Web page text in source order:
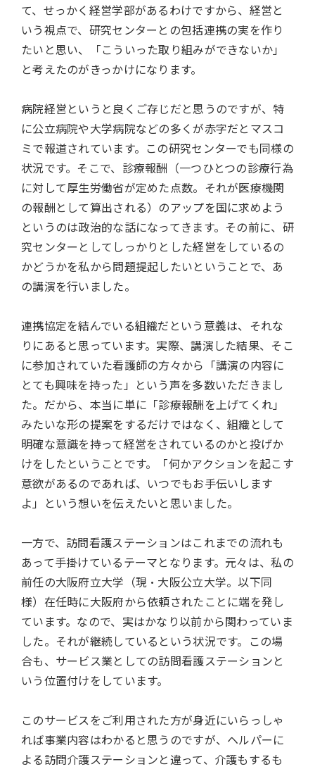
て、せっかく経営学部があるわけですから、経営と
いう視点で、研究センターとの包括連携の実を作り
たいと思い、「こういった取り組みができないか」
と考えたのがきっかけになります。
病院経営というと良くご存じだと思うのですが、特
に公立病院や大学病院などの多くが赤字だとマスコ
ミで報道されています。この研究センターでも同様の
状況です。そこで、診療報酬（一つひとつの診療行為
に対して厚生労働省が定めた点数。それが医療機関
の報酬として算出される）のアップを国に求めよう
というのは政治的な話になってきます。その前に、研
究センターとしてしっかりとした経営をしているの
かどうかを私から問題提起したいということで、あ
の講演を行いました。
連携協定を結んでいる組織だという意義は、それな
りにあると思っています。実際、講演した結果、そこ
に参加されていた看護師の方々から「講演の内容に
とても興味を持った」という声を多数いただきまし
た。だから、本当に単に「診療報酬を上げてくれ」
みたいな形の提案をするだけではなく、組織として
明確な意識を持って経営をされているのかと投げか
けをしたということです。「何かアクションを起こす
意欲があるのであれば、いつでもお手伝いします
よ」という想いを伝えたいと思いました。
一方で、訪問看護ステーションはこれまでの流れも
あって手掛けているテーマとなります。元々は、私の
前任の大阪府立大学（現・大阪公立大学。以下同
様）在任時に大阪府から依頼されたことに端を発し
ています。なので、実はかなり以前から関わっていま
した。それが継続しているという状況です。この場
合も、サービス業としての訪問看護ステーションと
いう位置付けをしています。
このサービスをご利用された方が身近にいらっしゃ
れば事業内容はわかると思うのですが、ヘルパーに
よる訪問介護ステーションと違って、介護もするも